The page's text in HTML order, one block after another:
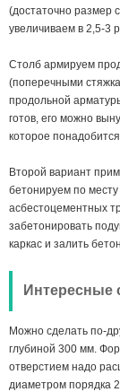
(достаточно размер
увеличиваем в 2,5-3
Столб армируем
(поперечными
продольной
готов, его можно
которое
Второй вариант
бетонируем по месту
асбестоцементных
забетонировать
каркас и залить
Интересные
Можно сделать по-
глубиной 300 мм.
отверстием надо
диаметром порядка